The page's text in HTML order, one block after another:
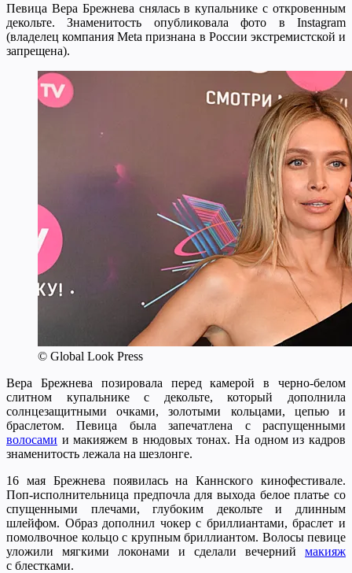
Певица Вера Брежнева снялась в купальнике с откровенным
декольте. Знаменитость опубликовала фото в Instagram
(владелец компания Meta признана в России экстремистской и
запрещена).
© Global Look Press
Вера Брежнева позировала перед камерой в черно-белом
слитном купальнике с декольте, который дополнила
солнцезащитными очками, золотыми кольцами, цепью и
браслетом. Певица была запечатлена с распущенными
волосами и макияжем в нюдовых тонах. На одном из кадров
знаменитость лежала на шезлонге.
16 мая Брежнева появилась на Каннского кинофестивале.
Поп-исполнительница предпочла для выхода белое платье со
спущенными плечами, глубоким декольте и длинным
шлейфом. Образ дополнил чокер с бриллиантами, браслет и
помолвочное кольцо с крупным бриллиантом. Волосы певице
уложили мягкими локонами и сделали вечерний макияж
с блестками.